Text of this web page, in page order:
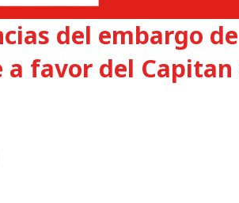
del embargo
a favor del